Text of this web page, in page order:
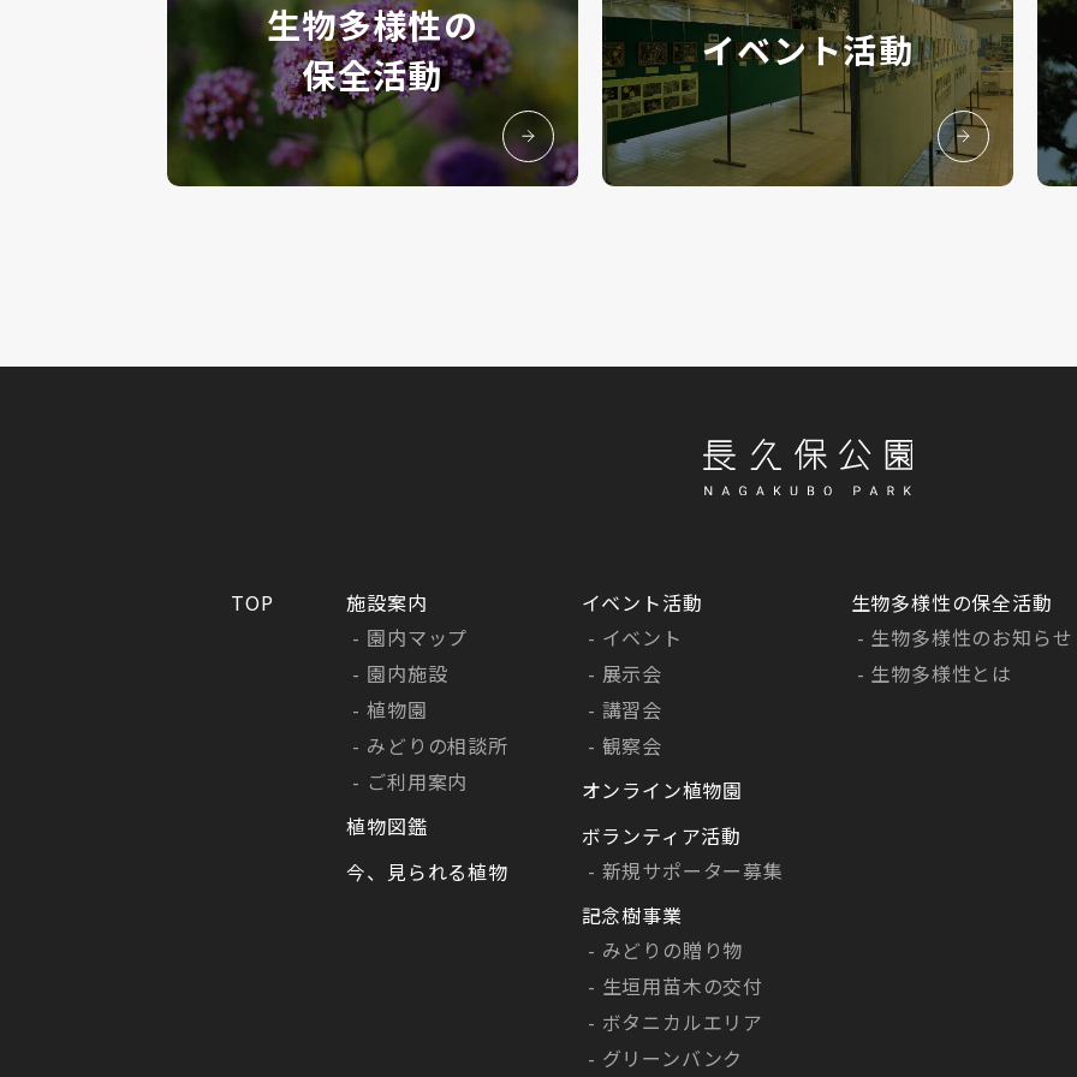
生物多様性の
保全活動
イベント活動
TOP
施設案内
園内マップ
園内施設
植物園
みどりの相談所
ご利用案内
植物図鑑
今、見られる植物
イベント活動
イベント
展示会
講習会
観察会
オンライン植物園
ボランティア活動
新規サポーター募集
記念樹事業
みどりの贈り物
生垣用苗木の交付
ボタニカルエリア
グリーンバンク
生物多様性の保全活動
生物多様性のお知らせ
生物多様性とは